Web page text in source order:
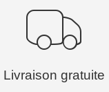
Livraison gratuite